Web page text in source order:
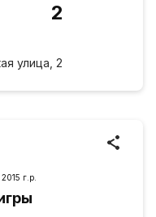
2
улица, 2
г.р.